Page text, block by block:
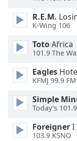
Opacity
Text
Color
Opacity
Caption
R.E.M.
K-Wing 106
TotoAfrica
101.9 The
Eagles
KFMJ 99.9 FM
Simple
Today's 101.9
ForeignerI
103.9 KSNO